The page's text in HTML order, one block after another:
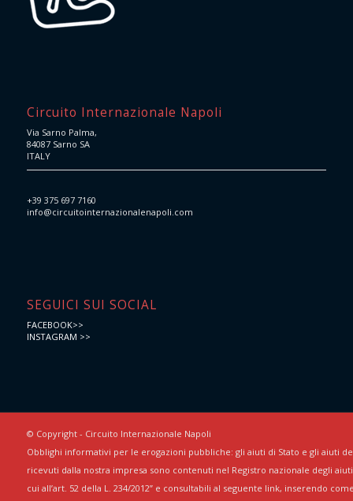
Circuito Internazionale Napoli
Via Sarno Palma,
84087 Sarno SA
ITALY
+39 375 697 7160
info@circuitointernazionalenapoli.com
SEGUICI SUI SOCIAL
FACEBOOK>>
INSTAGRAM >>
© Copyright - Circuito Internazionale Napoli
Obblighi informativi per le erogazioni pubbliche: gli aiuti di Stato e gli aiuti
ricevuti dalla nostra impresa sono contenuti nel Registro nazionale degli
cui all’art. 52 della L. 234/2012” e consultabili al seguente link, inserendo